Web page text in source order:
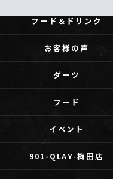
フード＆ドリンク
お客様の声
ダーツ
フード
イベント
901-QLAY-梅田店